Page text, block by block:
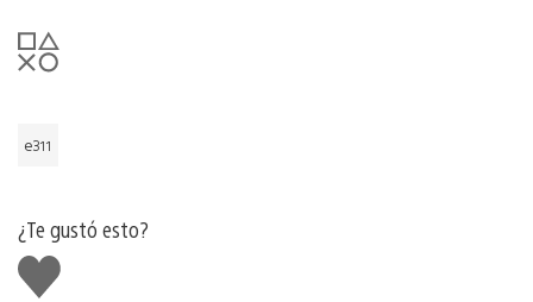
e311
¿Te gustó esto?
Me
gusta